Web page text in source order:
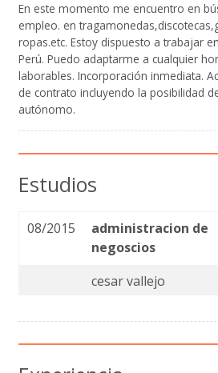
En este momento me encuentro en
empleo. en
ropas.etc. Estoy dispuesto a trabajar
Perú. Puedo adaptarme a cualquier
laborables. Incorporación inmediata.
de contrato incluyendo la posibilidad
autónomo.
Estudios
08/2015
administracion de
negoscios
cesar vallejo